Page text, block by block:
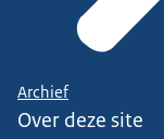
Archief
Over deze site